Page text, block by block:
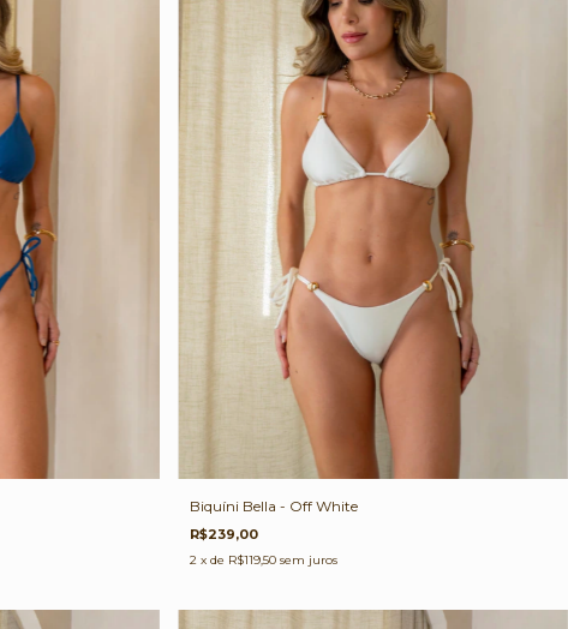
Biquíni Bella - Off White
R$239,00
2 x de R$119,50 sem juros